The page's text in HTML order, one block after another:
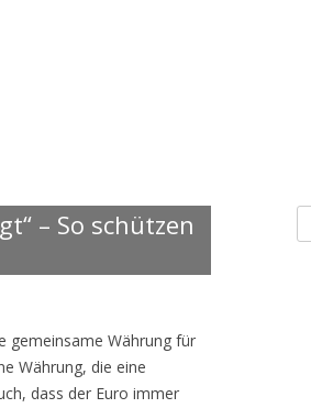
– So schützen
gemeinsame Währung für
Währung, die eine
dass der Euro immer